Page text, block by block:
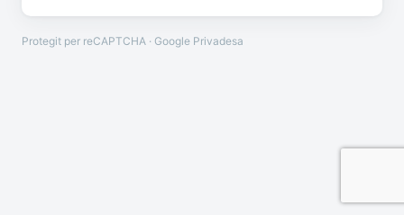
Protegit per reCAPTCHA · Google Privadesa